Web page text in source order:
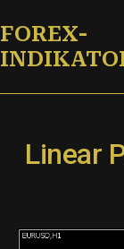
Inhalt
springen
FOREX-
Linear